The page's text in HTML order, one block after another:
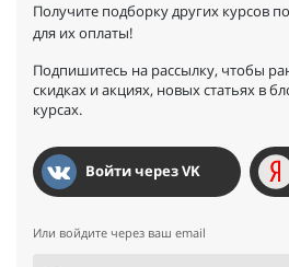
Получите подборку других курсов
для их оплаты!
Подпишитесь на рассылку, чтобы
скидках и акциях, новых статьях в
курсах.
Войти через VK
Или войдите через ваш email